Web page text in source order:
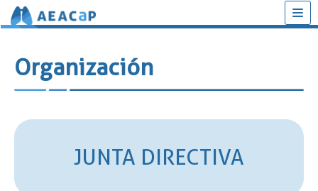
al
contenido
Organización
JUNTA DIRECTIVA